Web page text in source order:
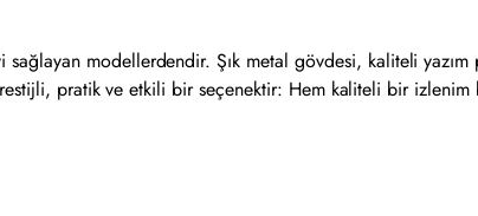
modellerdendir. Şık metal gövdesi, kaliteli yazım
pratik ve etkili bir seçenektir: Hem kaliteli bir izlenim